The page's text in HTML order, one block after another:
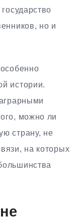
но и
истории.
можно ли
страну, не
на которых